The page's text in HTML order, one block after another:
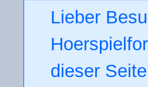
Lieber
dieser